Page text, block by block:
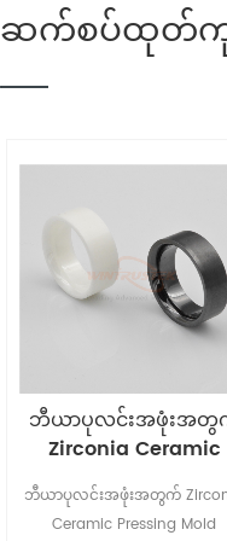
ဆက်စပ်ထုတ်ကုန်
ဘီယာပုလင်းအဖုံးအ
Zirconia Ceramic
Pressing Mold
ဘီယာပုလင်းအဖုံးအတွက်
Ceramic Pressing Mold